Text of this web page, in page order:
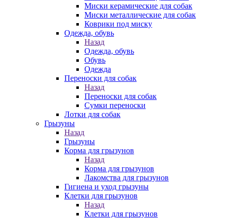
Миски керамические для собак
Миски металлические для собак
Коврики под миску
Одежда, обувь
Назад
Одежда, обувь
Обувь
Одежда
Переноски для собак
Назад
Переноски для собак
Сумки переноски
Лотки для собак
Грызуны
Назад
Грызуны
Корма для грызунов
Назад
Корма для грызунов
Лакомства для грызунов
Гигиена и уход грызуны
Клетки для грызунов
Назад
Клетки для грызунов